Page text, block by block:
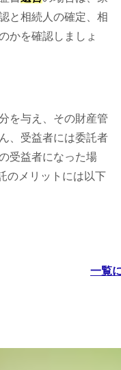
と相続人の確定、相
かを確認しましょ
を与え、その財産管
、受益者には委託者
受益者になった場
のメリットには以下
一覧